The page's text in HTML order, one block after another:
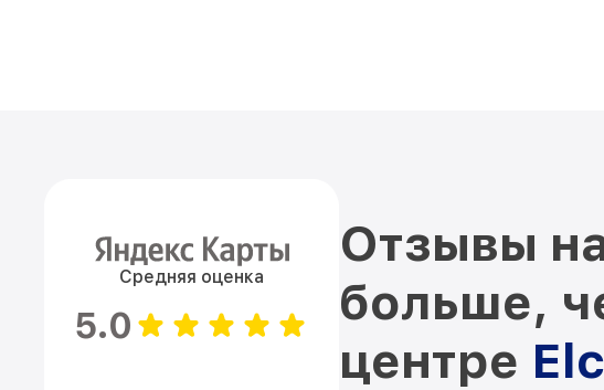
Средняя оценка
5.0
Отзывы
больше,
центре